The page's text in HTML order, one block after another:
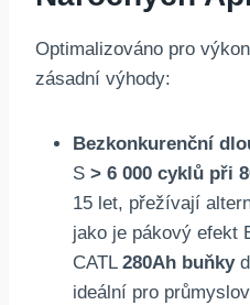
Optimalizováno pro
zásadní výhody:
Bezkonkurenční
S > 6 000 cyklů při
15 let, přežívají
jako je pákový efekt
CATL 280Ah buňky
ideální pro